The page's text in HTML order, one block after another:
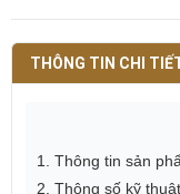
THÔNG TIN CHI
1. Thông tin sản
2. Thông số kỹ